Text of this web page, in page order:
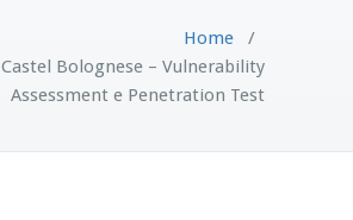
Home/
Castel Bolognese – Vulnerability
Assessment e Penetration Test